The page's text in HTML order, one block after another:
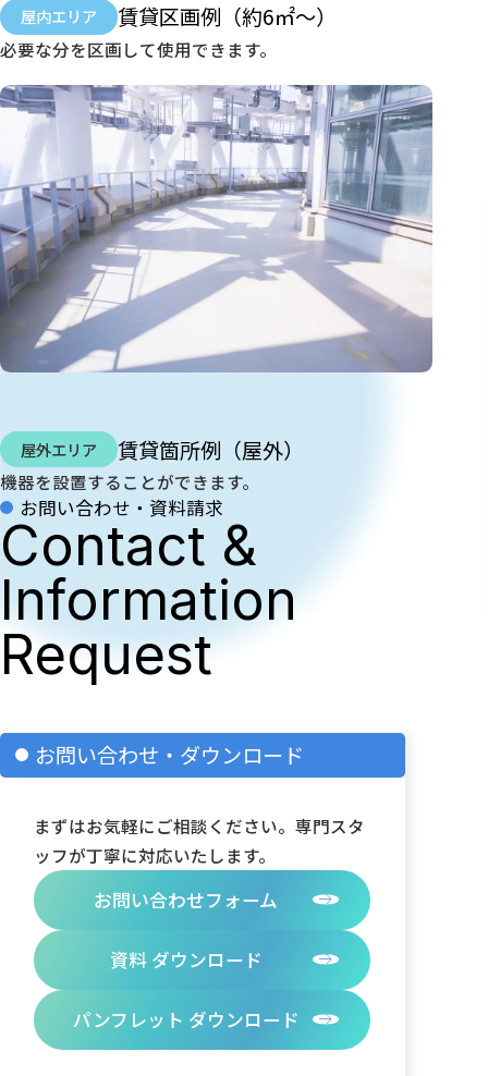
屋内エリア 賃貸区画例（約6㎡〜）
必要な分を区画して使用できます。
屋外エリア 賃貸箇所例（屋外）
機器を設置することができます。
お問い合わせ・資料請求
Contact &
Information
Request
お問い合わせ・ダウンロード
まずはお気軽にご相談ください。専門スタ
ッフが丁寧に対応いたします。
お問い合わせフォーム
資料 ダウンロード
パンフレット ダウンロード